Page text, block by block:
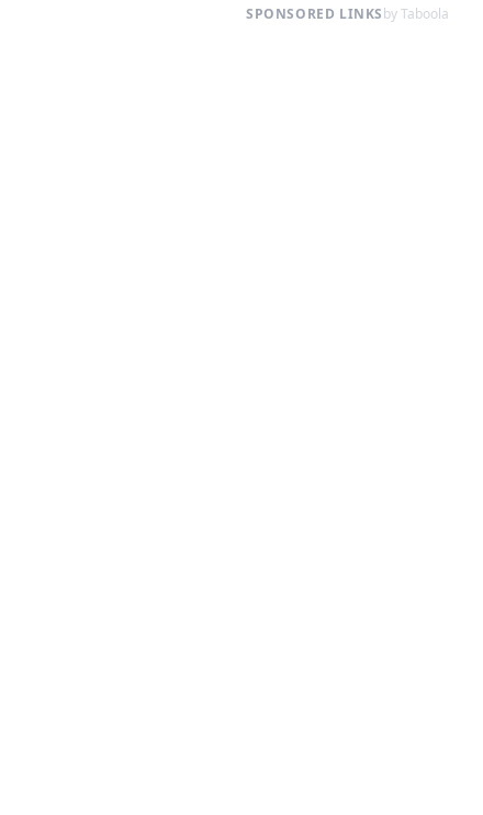
SPONSORED LINKSby Taboola